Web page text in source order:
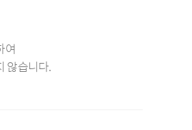
여
않습니다.